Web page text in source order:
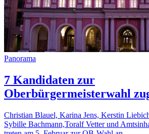
Panorama
7 Kandidaten zur
Oberbürgermeisterwahl
Christian Blauel, Karina Jens, Kerstin
Sybille Bachmann,Toralf Vetter und